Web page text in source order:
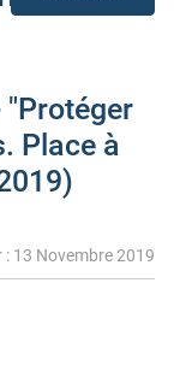
"Protéger
Place à
: 13 Novembre 2019